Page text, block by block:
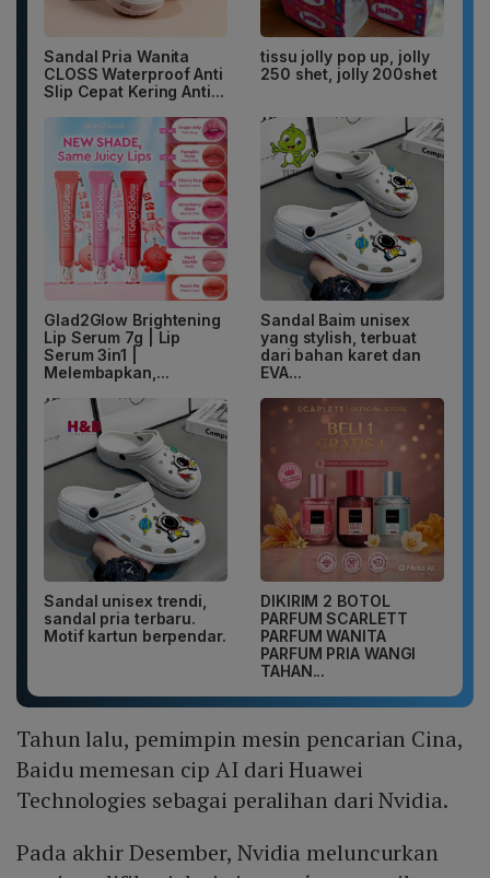
Sandal Pria Wanita
CLOSS Waterproof Anti
Slip Cepat Kering Anti...
tissu jolly pop up, jolly
250 shet, jolly 200shet
Glad2Glow Brightening
Lip Serum 7g | Lip
Serum 3in1 |
Melembapkan,...
Sandal Baim unisex
yang stylish, terbuat
dari bahan karet dan
EVA...
Sandal unisex trendi,
sandal pria terbaru.
Motif kartun berpendar.
DIKIRIM 2 BOTOL
PARFUM SCARLETT
PARFUM WANITA
PARFUM PRIA WANGI
TAHAN...
Tahun lalu, pemimpin mesin pencarian Cina,
Baidu memesan cip AI dari Huawei
Technologies sebagai peralihan dari Nvidia.
Pada akhir Desember, Nvidia meluncurkan